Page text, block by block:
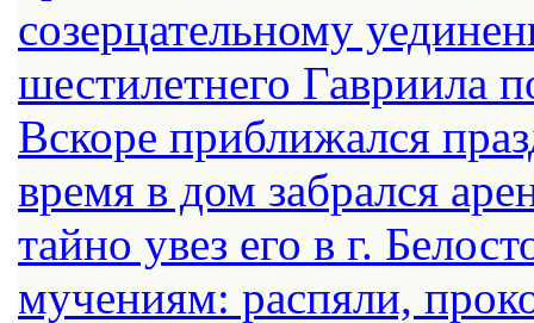
созерцательному
шестилетнего Гавриила
Вскоре приближался
время в дом забрался
тайно увез его в г.
мучениям: распяли,